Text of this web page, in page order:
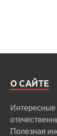
О САЙТЕ
Интересные
Полезная